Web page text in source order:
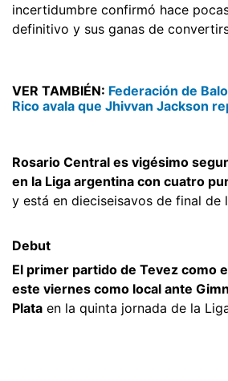
incertidumbre confirmó hace
definitivo y sus ganas de
VER TAMBIÉN: Federación de
Rico avala que Jhivvan Jackson
Rosario Central es vigésimo
en la Liga argentina con cuatro
y está en dieciseisavos de final de
Debut
El primer partido de Tevez como
este viernes como local ante
Plata en la quinta jornada de la